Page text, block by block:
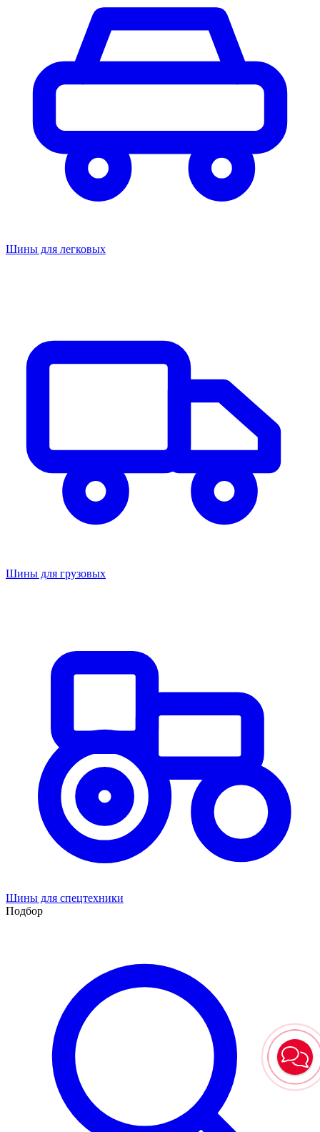
Шины для легковых
Шины для грузовых
Шины для спецтехники
Подбор